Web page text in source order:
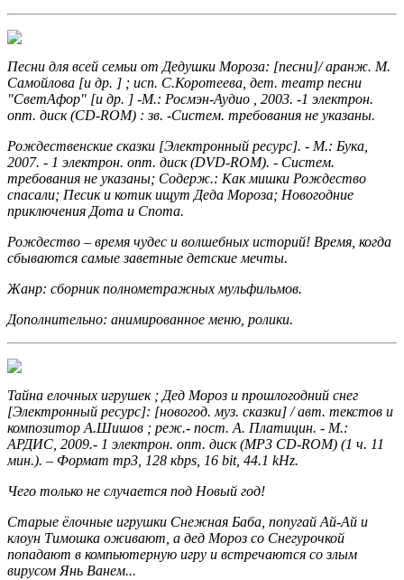
Песни для всей семьи от Дедушки Мороза: [песни]/ аранж. М.
Самойлова [и др. ] ; исп. С.Коротеева, дет. театр песни
"СветАфор" [и др. ] -М.: Росмэн-Аудио , 2003. -1 электрон.
опт. диск (CD-ROM) : зв. -Систем. требования не указаны.
Рождественские сказки [Электронный ресурс]. - М.: Бука,
2007. - 1 электрон. опт. диск (DVD-ROM). - Систем.
требования не указаны; Содерж.: Как мишки Рождество
спасали; Песик и котик ищут Деда Мороза; Новогодние
приключения Дота и Спота.
Рождество – время чудес и волшебных историй! Время, когда
сбываются самые заветные детские мечты.
Жанр: сборник полнометражных мульфильмов.
Дополнительно: анимированное меню, ролики.
Тайна елочных игрушек ; Дед Мороз и прошлогодний снег
[Электронный ресурс]: [новогод. муз. сказки] / авт. текстов и
композитор А.Шишов ; реж.- пост. А. Платицин. - М.:
АРДИС, 2009.- 1 электрон. опт. диск (MP3 CD-ROM) (1 ч. 11
мин.). – Формат mp3, 128 кbps, 16 bit, 44.1 kHz.
Чего только не случается под Новый год!
Старые ёлочные игрушки Снежная Баба, попугай Ай-Ай и
клоун Тимошка оживают, а дед Мороз со Снегурочкой
попадают в компьютерную игру и встречаются со злым
вирусом Янь Ванем...